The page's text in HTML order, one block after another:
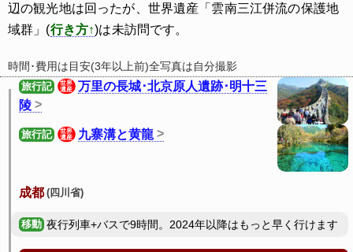
辺の観光地は回ったが、世界遺産「雲南三江併流の保護地
域群」(行き方↑)は未訪問です。
時間･費用は目安(3年以上前)全写真は自分撮影
旅行記
世界
遺産
万里の長城･北京原人遺跡･明十三
陵
旅行記
世界
遺産
九寨溝と黄龍
成都 (四川省)
夜行列車+バスで9時間。2024年以降はもっと早く行けます